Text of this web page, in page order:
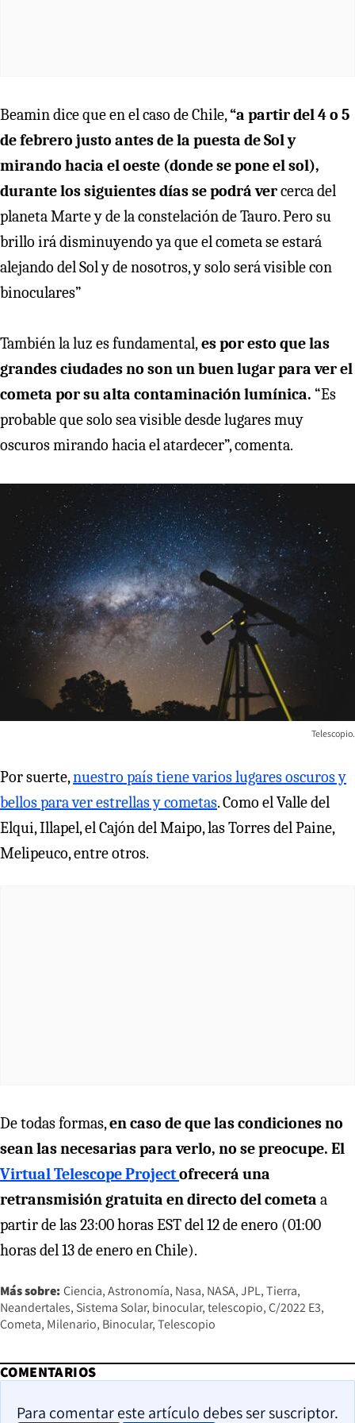
Beamin dice que en el caso de Chile,“a partir del 4 o 5
de febrero justo antes de la puesta de Sol y
mirando hacia el oeste (donde se pone el sol),
durante los siguientes días se podrá vercerca del
planeta Marte y de la constelación de Tauro. Pero su
brillo irá disminuyendo ya que el cometa se estará
alejando del Sol y de nosotros, y solo será visible con
binoculares”
También la luz es fundamental,es por esto que las
grandes ciudades no son un buen lugar para ver el
cometa por su alta contaminación lumínica. “Es
probable que solo sea visible desde lugares muy
oscuros mirando hacia el atardecer”, comenta.
Telescopio.
Por suerte,nuestro país tiene varios lugares oscuros y
bellos para ver estrellas y cometas. Como el Valle del
Elqui, Illapel, el Cajón del Maipo, las Torres del Paine,
Melipeuco, entre otros.
De todas formas,en caso de que las condiciones no
sean las necesarias para verlo, no se preocupe. El
Virtual Telescope Projectofrecerá una
retransmisión gratuita en directo del cometa a
partir de las 23:00 horas EST del 12 de enero (01:00
horas del 13 de enero en Chile).
Más sobre: Ciencia Astronomía Nasa NASA JPL Tierra
Neandertales Sistema Solar binocular telescopio C/2022 E3
Cometa Milenario Binocular Telescopio
COMENTARIOS
Para comentar este artículo debes ser suscriptor.